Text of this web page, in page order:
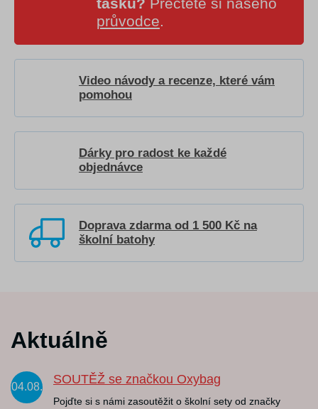
tašku? Přečtěte si našeho
průvodce.
Video návody a recenze, které vám
pomohou
Dárky pro radost ke každé
objednávce
Doprava zdarma od 1 500 Kč na
školní batohy
Aktuálně
04.08.
SOUTĚŽ se značkou Oxybag
Pojďte si s námi zasoutěžit o školní sety od značky